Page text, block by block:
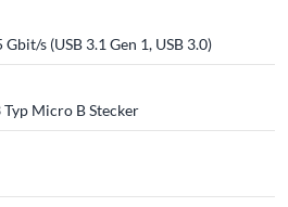
s (USB 3.1 Gen 1, USB 3.0)
Typ Micro B Stecker